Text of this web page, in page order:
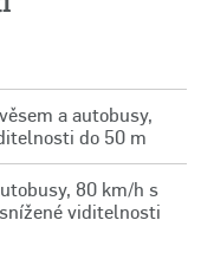
a autobusy,
do 50 m
80 km/h s
viditelnosti